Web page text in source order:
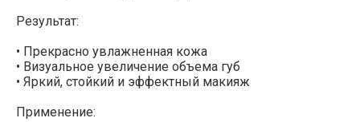
Результат:
• Прекрасно увлажненная кожа
• Визуальное увеличение объема губ
• Яркий, стойкий и эффектный макияж
Применение: